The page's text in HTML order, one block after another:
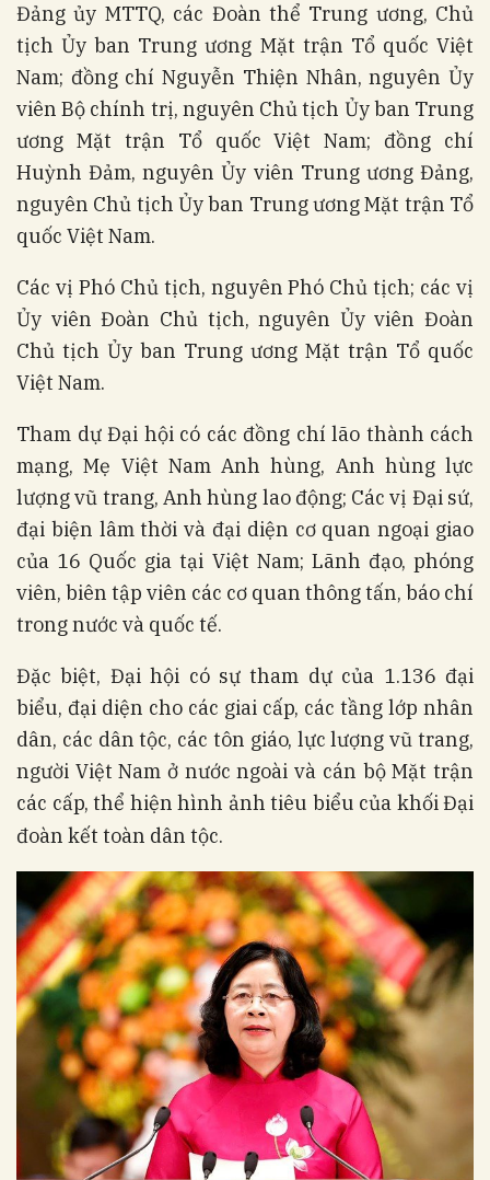
Đảng ủy MTTQ, các Đoàn thể Trung ương, Chủ
tịch Ủy ban Trung ương Mặt trận Tổ quốc Việt
Nam; đồng chí Nguyễn Thiện Nhân, nguyên Ủy
viên Bộ chính trị, nguyên Chủ tịch Ủy ban Trung
ương Mặt trận Tổ quốc Việt Nam; đồng chí
Huỳnh Đảm, nguyên Ủy viên Trung ương Đảng,
nguyên Chủ tịch Ủy ban Trung ương Mặt trận Tổ
quốc Việt Nam.
Các vị Phó Chủ tịch, nguyên Phó Chủ tịch; các vị
Ủy viên Đoàn Chủ tịch, nguyên Ủy viên Đoàn
Chủ tịch Ủy ban Trung ương Mặt trận Tổ quốc
Việt Nam.
Tham dự Đại hội có các đồng chí lão thành cách
mạng, Mẹ Việt Nam Anh hùng, Anh hùng lực
lượng vũ trang, Anh hùng lao động; Các vị Đại sứ,
đại biện lâm thời và đại diện cơ quan ngoại giao
của 16 Quốc gia tại Việt Nam; Lãnh đạo, phóng
viên, biên tập viên các cơ quan thông tấn, báo chí
trong nước và quốc tế.
Đặc biệt, Đại hội có sự tham dự của 1.136 đại
biểu, đại diện cho các giai cấp, các tầng lớp nhân
dân, các dân tộc, các tôn giáo, lực lượng vũ trang,
người Việt Nam ở nước ngoài và cán bộ Mặt trận
các cấp, thể hiện hình ảnh tiêu biểu của khối Đại
đoàn kết toàn dân tộc.